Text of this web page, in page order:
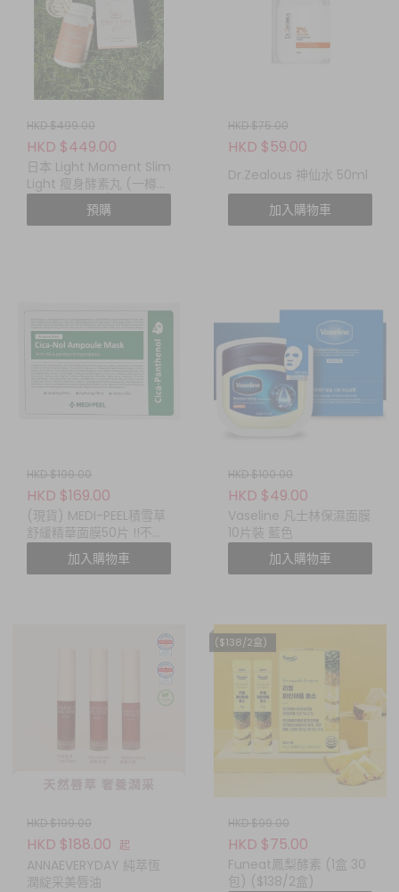
HKD $499.00
HKD $449.00
日本 Light Moment Slim
Light 瘦身酵素丸 (一樽
60粒) !!$798/2!!
預購
HKD $75.00
HKD $59.00
Dr.Zealous 神仙水 50ml
加入購物車
HKD $199.00
HKD $169.00
(現貨) MEDI-PEEL積雪草
舒緩精華面膜50片 !!不包
運費!!
加入購物車
HKD $100.00
HKD $49.00
Vaseline 凡士林保濕面膜
10片裝 藍色
加入購物車
HKD $199.00
HKD $188.00 起
ANNAEVERYDAY 純萃恆
潤綻采美唇油
($138/2盒)
HKD $99.00
HKD $75.00
Funeat鳳梨酵素 (1盒 30
包) ($138/2盒)